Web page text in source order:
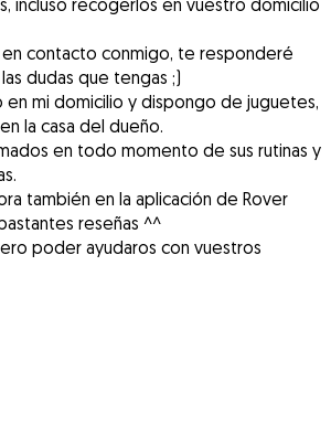
incluso recogerlos en vuestro domicilio
contacto conmigo, te responderé
dudas que tengas ;)
mi domicilio y dispongo de juguetes,
la casa del dueño.
en todo momento de sus rutinas y
también en la aplicación de Rover
reseñas ^^
poder ayudaros con vuestros